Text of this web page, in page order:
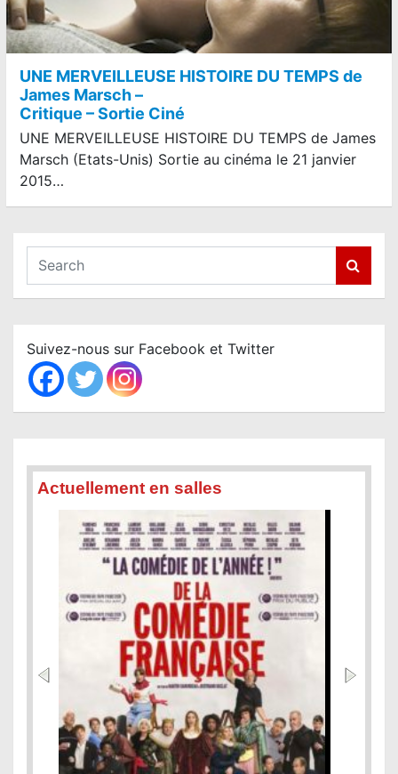
UNE MERVEILLEUSE HISTOIRE DU TEMPS de
James Marsch –
Critique – Sortie Ciné
UNE MERVEILLEUSE HISTOIRE DU TEMPS de James
Marsch (Etats-Unis) Sortie au cinéma le 21 janvier
2015…
a
c
h
Suivez-nous sur Facebook et Twitter
Actuellement en salles